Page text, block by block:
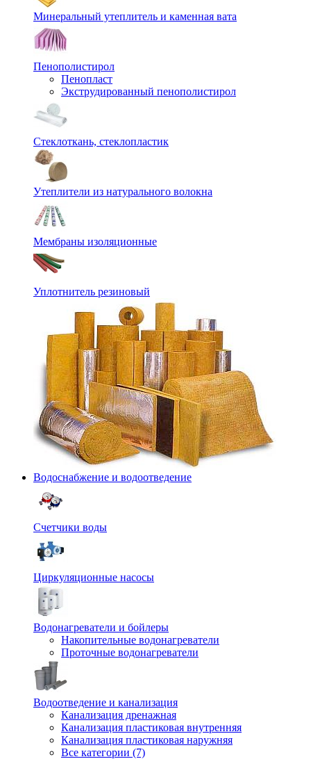
Минеральный утеплитель и каменная вата
Пенополистирол
Пенопласт
Экструдированный пенополистирол
Стеклоткань, стеклопластик
Утеплители из натурального волокна
Мембраны изоляционные
Уплотнитель резиновый
Водоснабжение и водоотведение
Счетчики воды
Циркуляционные насосы
Водонагреватели и бойлеры
Накопительные водонагреватели
Проточные водонагреватели
Водоотведение и канализация
Канализация дренажная
Канализация пластиковая внутренняя
Канализация пластиковая наружняя
Все категории (7)